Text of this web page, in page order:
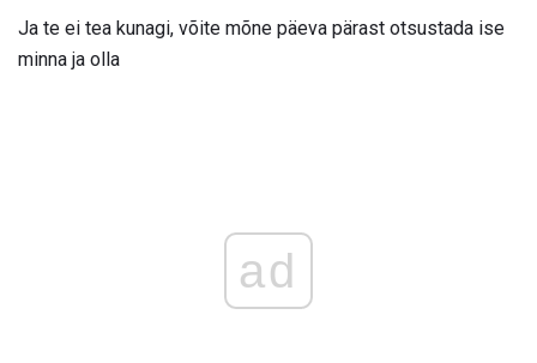
Ja te ei tea kunagi, võite mõne päeva pärast otsustada ise
minna ja olla
ad